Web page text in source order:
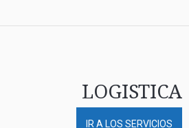
LOGISTICA
IR A LOS SERVICIOS